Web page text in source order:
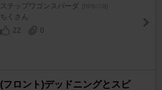
ステップワゴンスパーダ [RP6/7/8]
ちくさん
22
0
(フロント)デッドニングとスピ